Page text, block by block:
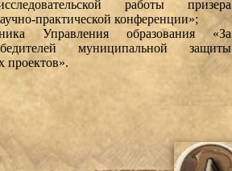
работы призера
практической конференции»;
Управления образования «За
муниципальной защиты
проектов».